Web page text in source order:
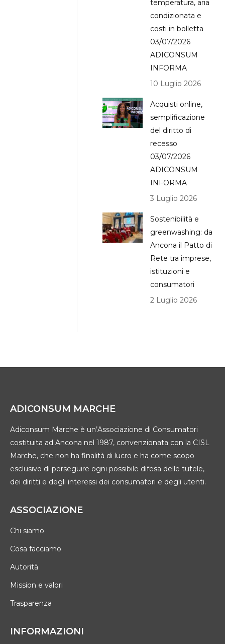
temperatura, aria
condizionata e
costi in bolletta
03/07/2026
ADICONSUM
INFORMA
10 Luglio 2026
Acquisti online,
semplificazione
del diritto di
recesso
03/07/2026
ADICONSUM
INFORMA
3 Luglio 2026
Sostenibilità e
greenwashing: da
Ancona il Patto di
Rete tra imprese,
istituzioni e
consumatori
2 Luglio 2026
ADICONSUM MARCHE
Adiconsum Marche è un’Associazione di Consumatori
costituita ad Ancona nel 1987, convenzionata con la CISL
Marche, che non ha finalità di lucro e ha come scopo
esclusivo di perseguire ogni possibile difesa delle tutele,
dei diritti e degli interessi dei consumatori e degli utenti.
ASSOCIAZIONE
Chi siamo
Cosa facciamo
Autorità
Mission e valori
Trasparenza
INFORMAZIONI